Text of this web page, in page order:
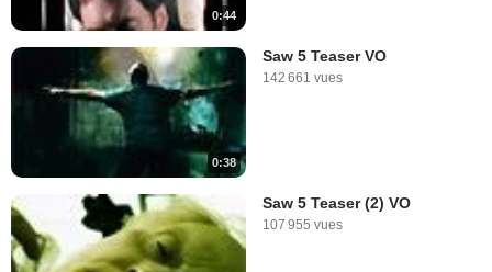
0:44
0:38
Saw 5 Teaser VO
142 661 vues
Saw 5 Teaser (2) VO
107 955 vues